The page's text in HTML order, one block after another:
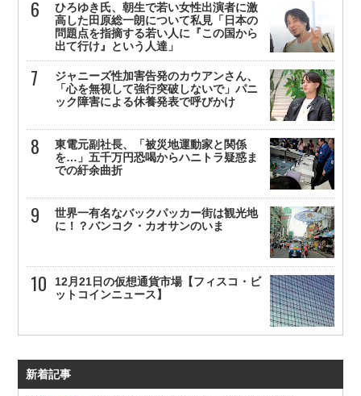
ひろゆき氏、朝生で若い女性出演者に激
高した田原総一朗について私見「日本の
問題点を指摘する若い人に『この国から
出て行け』という人達」
ジャニーズ性加害告発のカウアンさん、
「心を無視して強行突破しないで」パニ
ック障害による休養発表で呼びかけ
東電元副社長、「被災地運動家と関係
を…」五千万円恐喝からハニトラ疑惑ま
での紆余曲折
世界一有名なバックパッカー街は観光地
に！？バンコク・カオサンのいま
12月21日の仮想通貨市場【フィスコ・ビ
ットコインニュース】
新着記事